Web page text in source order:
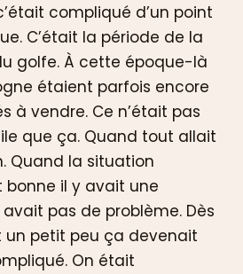
compliqué d’un point
C’était la période de la
golfe. À cette époque-là
étaient parfois encore
à vendre. Ce n’était pas
que ça. Quand tout allait
Quand la situation
il y avait une
pas de problème. Dès
petit peu ça devenait
On était